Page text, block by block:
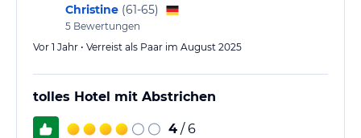
Christine (61-65)
5 Bewertungen
Vor 1 Jahr • Verreist als Paar im August 2025
tolles Hotel mit Abstrichen
4 / 6